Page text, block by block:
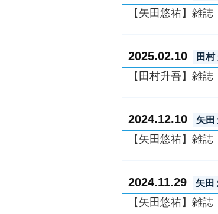
【矢田悠祐】雑
2025.02.10 田村
【田村升吾】雑
2024.12.10 矢田
【矢田悠祐】雑
2024.11.29 矢田
【矢田悠祐】雑